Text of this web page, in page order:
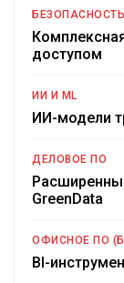
БЕЗОПАСНОСТЬ
доступом
ИИ И ML
ИИ-модели
ДЕЛОВОЕ ПО
GreenData
ОФИСНОЕ ПО
BI-